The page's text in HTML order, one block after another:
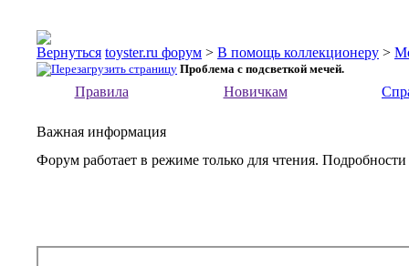
toyster.ru форум > В помощь коллекционеру >
Проблема с подсветкой мечей.
Правила Новичкам
Важная информация
Форум работает в режиме только для чтения.